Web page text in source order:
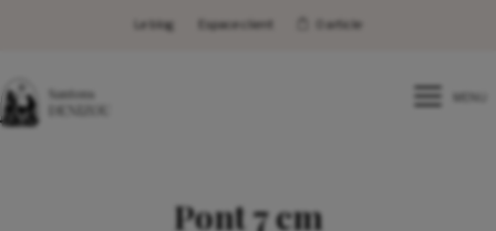
Le blog Espace client 0 article
Pont 7 cm